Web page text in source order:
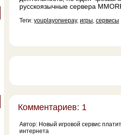
русскоязычные сервера
Теги: youplayorwepay, игры, сервисы
Комментариев: 1
Автор: Новый игровой сервис
интернета